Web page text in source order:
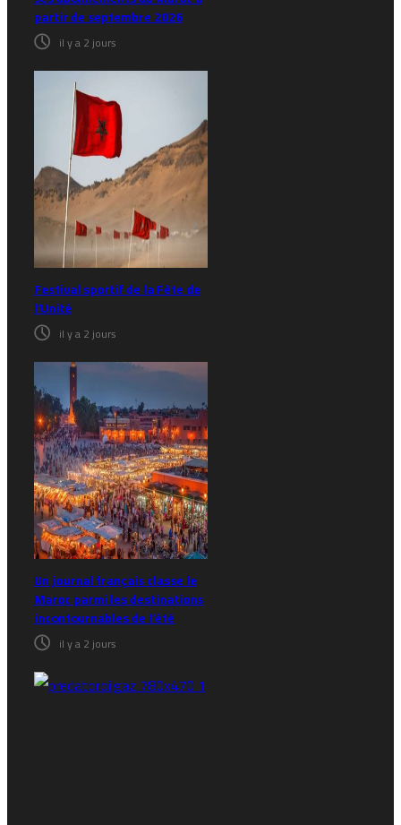
partir de septembre 2026
il y a 2 jours
Festival sportif de la Fête de
l’Unité
il y a 2 jours
Un journal français classe le
Maroc parmi les destinations
incontournables de l’été
il y a 2 jours